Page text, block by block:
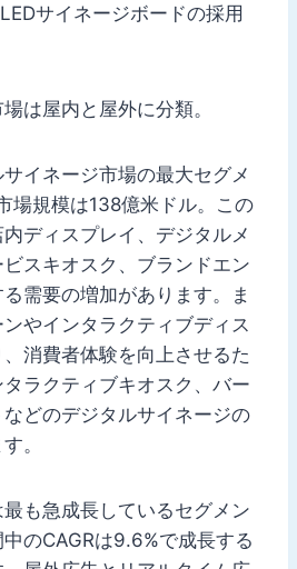
サイネージボードの採用
は屋内と屋外に分類。
イネージ市場の最大セグメ
場規模は138億米ドル。この
ディスプレイ、デジタルメ
スキオスク、ブランドエン
需要の増加があります。ま
やインタラクティブディス
消費者体験を向上させるた
ラクティブキオスク、バー
どのデジタルサイネージの
。
も急成長しているセグメン
中のCAGRは9.6%で成長する